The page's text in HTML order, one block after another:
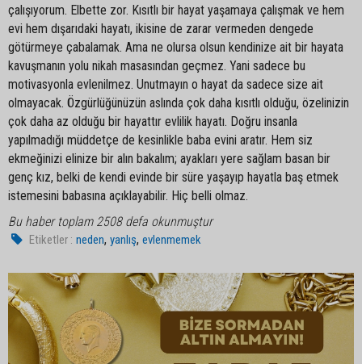
çalışıyorum. Elbette zor. Kısıtlı bir hayat yaşamaya çalışmak ve hem
evi hem dışarıdaki hayatı, ikisine de zarar vermeden dengede
götürmeye çabalamak. Ama ne olursa olsun kendinize ait bir hayata
kavuşmanın yolu nikah masasından geçmez. Yani sadece bu
motivasyonla evlenilmez. Unutmayın o hayat da sadece size ait
olmayacak. Özgürlüğünüzün aslında çok daha kısıtlı olduğu, özelinizin
çok daha az olduğu bir hayattır evlilik hayatı. Doğru insanla
yapılmadığı müddetçe de kesinlikle baba evini aratır. Hem siz
ekmeğinizi elinize bir alın bakalım; ayakları yere sağlam basan bir
genç kız, belki de kendi evinde bir süre yaşayıp hayatla baş etmek
istemesini babasına açıklayabilir. Hiç belli olmaz.
Bu haber toplam 2508 defa okunmuştur
Etiketler : neden,yanlış,evlenmemek